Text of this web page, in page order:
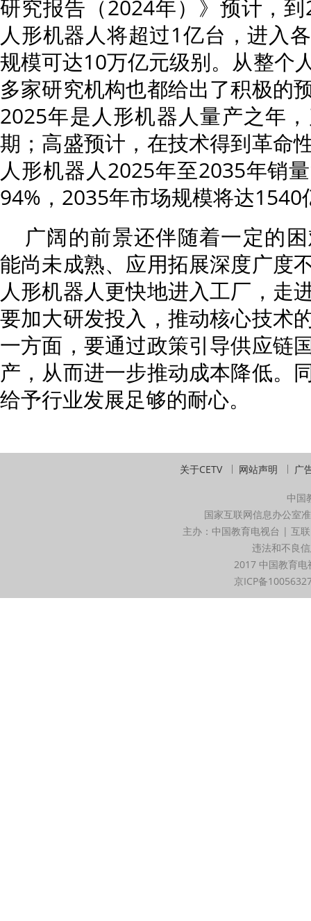
研究报告（2024年）》预计，
人形机器人将超过1亿台，进入
规模可达10万亿元级别。从整个
多家研究机构也都给出了积极的
2025年是人形机器人量产之年
期；高盛预计，在技术得到革命
人形机器人2025年至2035年销
94%，2035年市场规模将达1540
广阔的前景还伴随着一定的
能尚未成熟、应用拓展深度广度
人形机器人更快地进入工厂，走
要加大研发投入，推动核心技术
一方面，要通过政策引导供应链
产，从而进一步推动成本降低。
给予行业发展足够的耐心。
关于CETV 网站声明 广
中国
国家互联网信息办公室
主办：中国教育电视台 | 互
违法和不良
2017 中国教育
京ICP备